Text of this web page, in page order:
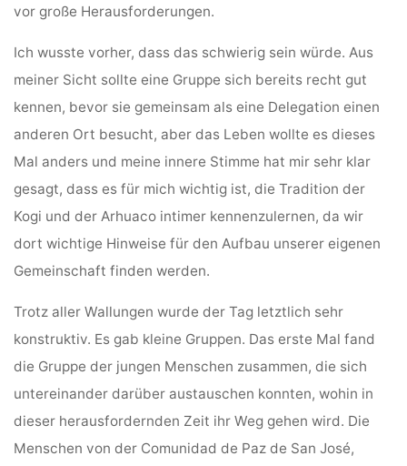
vor große Herausforderungen.
Ich wusste vorher, dass das schwierig sein würde. Aus
meiner Sicht sollte eine Gruppe sich bereits recht gut
kennen, bevor sie gemeinsam als eine Delegation einen
anderen Ort besucht, aber das Leben wollte es dieses
Mal anders und meine innere Stimme hat mir sehr klar
gesagt, dass es für mich wichtig ist, die Tradition der
Kogi und der Arhuaco intimer kennenzulernen, da wir
dort wichtige Hinweise für den Aufbau unserer eigenen
Gemeinschaft finden werden.
Trotz aller Wallungen wurde der Tag letztlich sehr
konstruktiv. Es gab kleine Gruppen. Das erste Mal fand
die Gruppe der jungen Menschen zusammen, die sich
untereinander darüber austauschen konnten, wohin in
dieser herausfordernden Zeit ihr Weg gehen wird. Die
Menschen von der Comunidad de Paz de San José,